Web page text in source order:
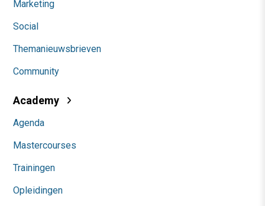
Marketing
Social
Themanieuwsbrieven
Community
Academy
Agenda
Mastercourses
Trainingen
Opleidingen